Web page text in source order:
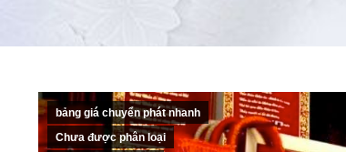
bảng giá chuyển phát nhanh
Chưa được phân loại